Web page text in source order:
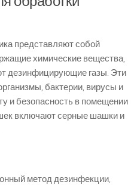
представляют собой
химические вещества,
дезинфицирующие газы. Эти
бактерии, вирусы и
и безопасность в помещении
включают серные шашки и
метод дезинфекции,